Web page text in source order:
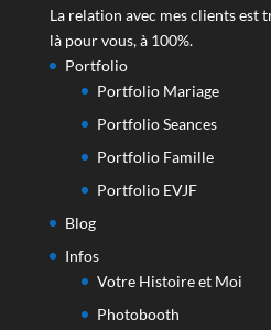
La relation avec mes clients est
là pour vous, à 100%.
Portfolio
Portfolio Mariage
Portfolio Seances
Portfolio Famille
Portfolio EVJF
Blog
Infos
Votre Histoire et Moi
Photobooth